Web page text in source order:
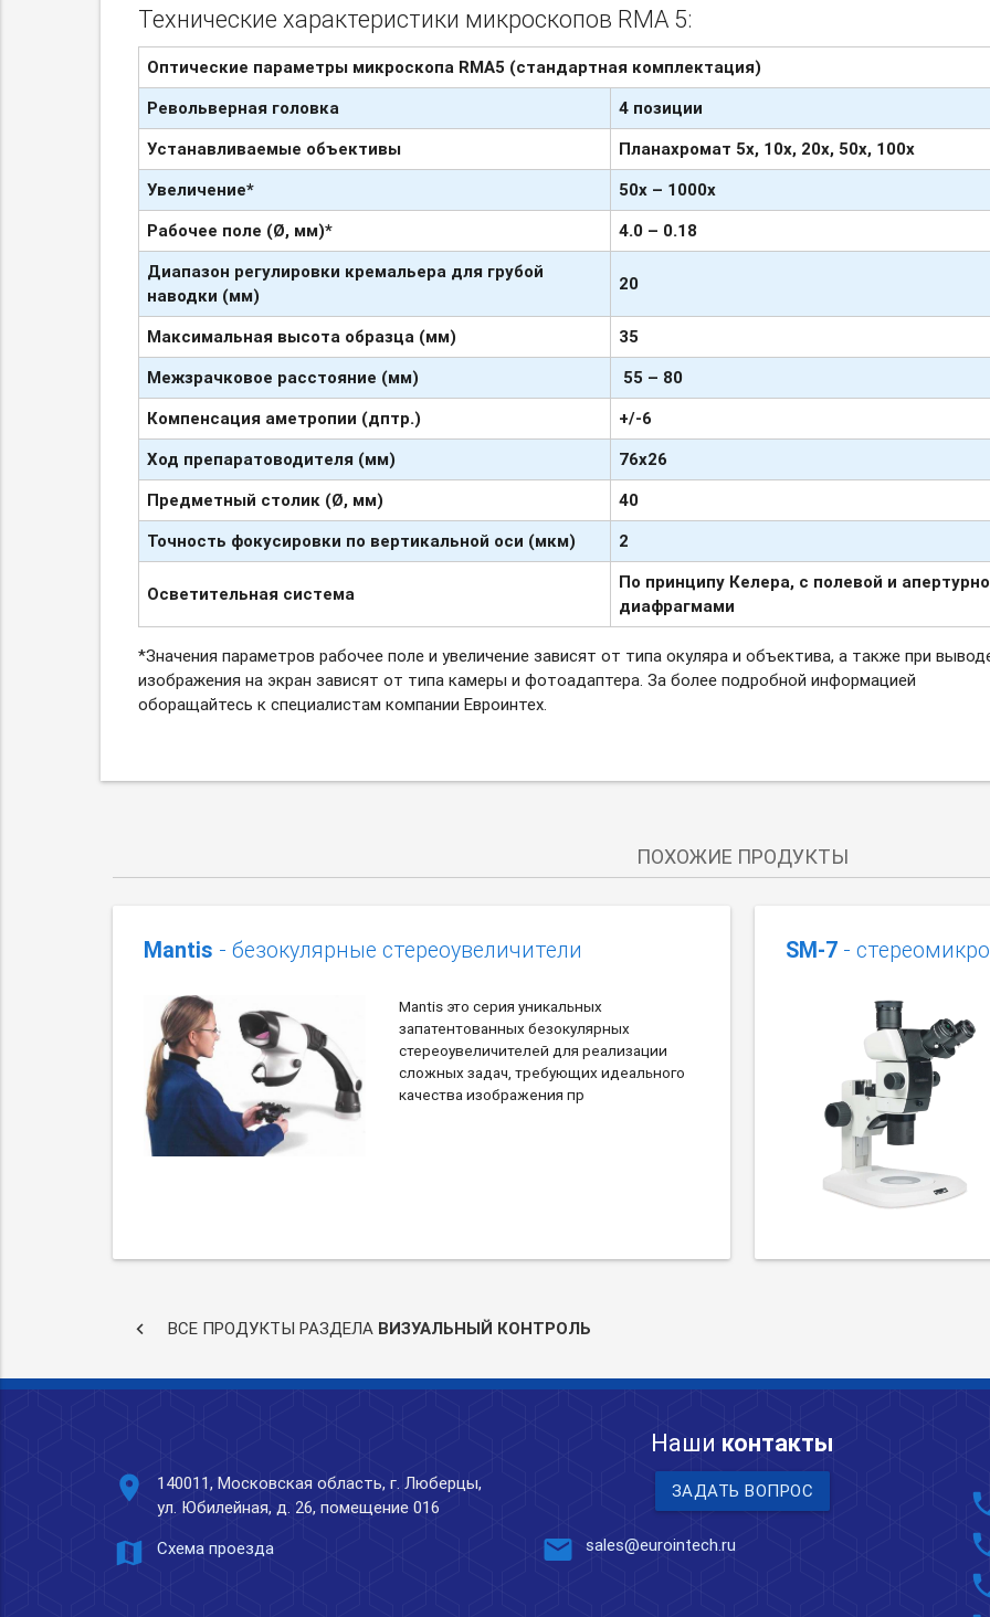
Технические характеристики микроскопов RMA 5:
Оптические параметры микроскопа RMA5 (стандартная комплектация)
Револьверная головка
4 позиции
Устанавливаемые объективы Планахромат 5х, 10х, 20х, 50х, 100х
Увеличение*
50х – 1000х
Рабочее поле (Ø, мм)*
4.0 – 0.18
Диапазон регулировки кремальера для грубой
наводки (мм)
20
Максимальная высота образца (мм)
35
Межзрачковое расстояние (мм)
55 – 80
Компенсация аметропии (дптр.) +/-6
Ход препаратоводителя (мм)
76х26
Предметный столик (Ø, мм)
40
Точность фокусировки по вертикальной оси (мкм)
2
Осветительная система
По принципу Келера, с полевой и
диафрагмами
*Значения параметров рабочее поле и увеличение зависят от типа окуляра и объектива, а также при
изображения на экран зависят от типа камеры и фотоадаптера. За более подробной информацией
оборащайтесь к специалистам компании Евроинтех.
ПОХОЖИЕ ПРОДУКТЫ
Mantis - безокулярные стереоувеличители
Mantis это серия уникальных
запатентованных безокулярных
стереоувеличителей для реализации
сложных задач, требующих идеального
качества изображения пр
SM-7 -
keyboard_arrow_left ВСЕ ПРОДУКТЫ РАЗДЕЛА ВИЗУАЛЬНЫЙ КОНТРОЛЬ
Наши контакты
place
140011, Московская область, г. Люберцы,
ул. Юбилейная, д. 26, помещение 016
map Схема проезда
ЗАДАТЬ ВОПРОС
mail sales@eurointech.ru